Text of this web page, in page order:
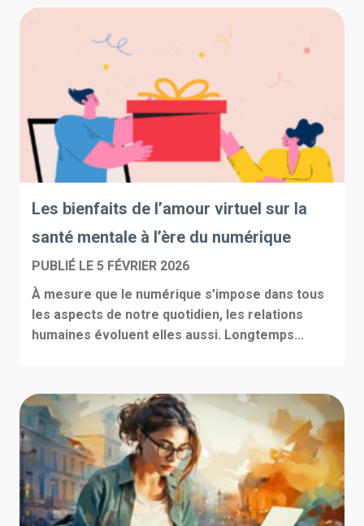
Les bienfaits de l’amour virtuel sur la
santé mentale à l’ère du numérique
PUBLIÉ LE 5 FÉVRIER 2026
À mesure que le numérique s’impose dans tous
les aspects de notre quotidien, les relations
humaines évoluent elles aussi. Longtemps...